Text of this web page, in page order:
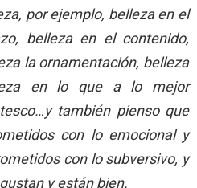
por ejemplo, belleza en el
belleza en el contenido,
la ornamentación, belleza
en lo que a lo mejor
también pienso que
con lo emocional y
con lo subversivo, y
y están bien.